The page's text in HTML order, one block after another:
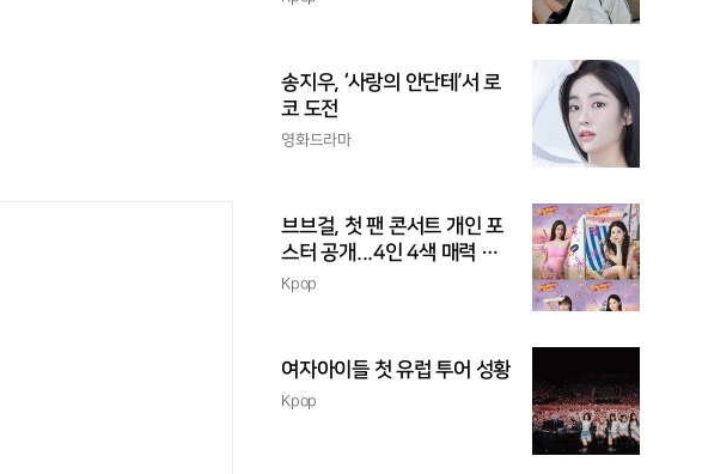
송지우, ‘사랑의 안단테’서 로
코 도전
영화드라마
브브걸, 첫 팬 콘서트 개인 포
스터 공개...4인 4색 매력 발
산
Kpop
여자아이들 첫 유럽 투어 성황
Kpop